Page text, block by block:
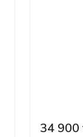
34 900